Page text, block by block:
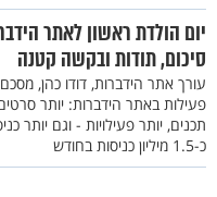
יום הולדת ראשון לאתר
סיכום, תודות ובקשה קטנה
עורך אתר הידברות, דודו כהן,
פעילות באתר הידברות: יותר סרטים
תכנים, יותר פעילויות - וגם יותר
כ-1.5 מיליון כניסות בחודש